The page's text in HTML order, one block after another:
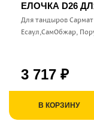
ЕЛОЧКА D26
Для тандыров
Есаул,СамОбжар,
3 717 ₽
В КОРЗИНУ